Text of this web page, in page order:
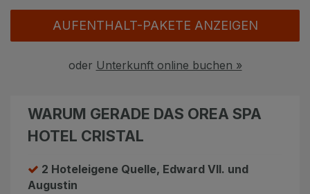
AUFENTHALT-PAKETE ANZEIGEN
oder Unterkunft online buchen »
WARUM GERADE DAS OREA SPA
HOTEL CRISTAL
2 Hoteleigene Quelle, Edward VII. und
Augustin